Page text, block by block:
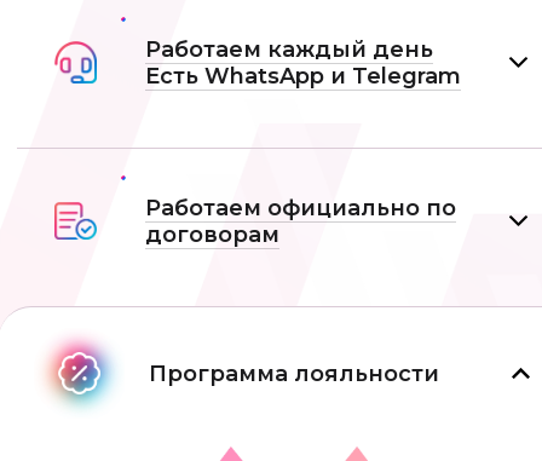
Работаем каждый день
Есть WhatsApp и Telеgram
Работаем официально по
договорам
Программа лояльности